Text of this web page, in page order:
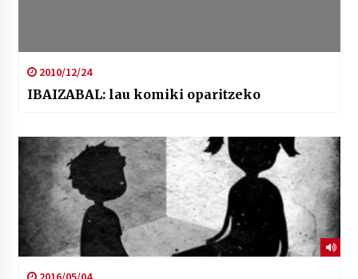
2010/12/24
IBAIZABAL: lau komiki oparitzeko